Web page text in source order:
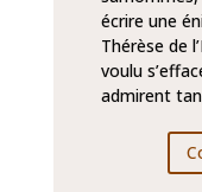
écrire une
Thérèse de
voulu
admirent